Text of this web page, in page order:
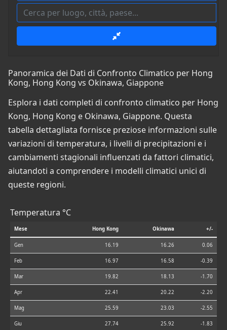
Panoramica dei Dati di Confronto Climatico per Hong
Kong, Hong Kong vs Okinawa, Giappone
Esplora i dati completi di confronto climatico per Hong
Kong, Hong Kong e Okinawa, Giappone. Questa
tabella dettagliata fornisce preziose informazioni sulle
variazioni di temperatura, i livelli di precipitazioni e i
cambiamenti stagionali influenzati da fattori climatici,
aiutandoti a comprendere i modelli climatici unici di
queste regioni.
Temperatura °C
Mese Hong Kong Okinawa +/-
Gen 16.19 16.26 0.06
Feb 16.97 16.58 -0.39
Mar 19.82 18.13 -1.70
Apr 22.41 20.22 -2.20
Mag 25.59 23.03 -2.55
Giu 27.74 25.92 -1.83